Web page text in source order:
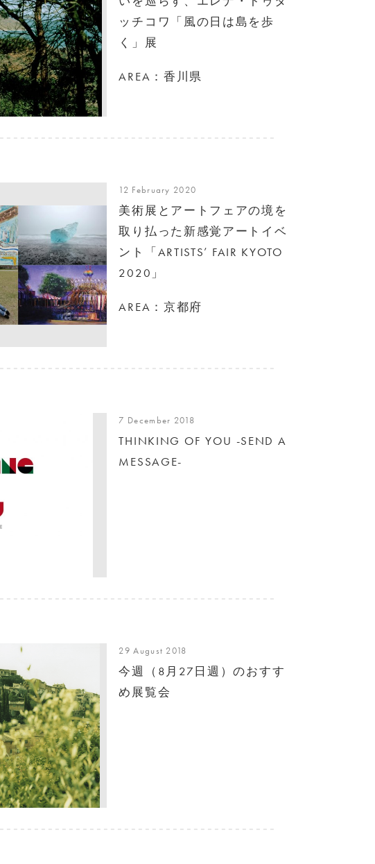
ッチコワ「風の日は島を歩
く」展
AREA：香川県
12 February 2020
美術展とアートフェアの境を
取り払った新感覚アートイベ
ント「ARTISTS’ FAIR KYOTO
2020」
AREA：京都府
7 December 2018
THINKING OF YOU -SEND A
MESSAGE-
29 August 2018
今週（8月27日週）のおすす
め展覧会